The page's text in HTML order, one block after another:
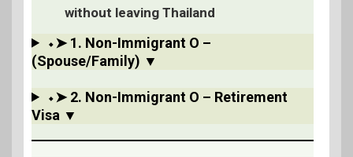
without leaving Thailand
⬩➤ 1. Non-Immigrant O –
(Spouse/Family) ▼
⬩➤ 2. Non-Immigrant O – Retirement
Visa ▼